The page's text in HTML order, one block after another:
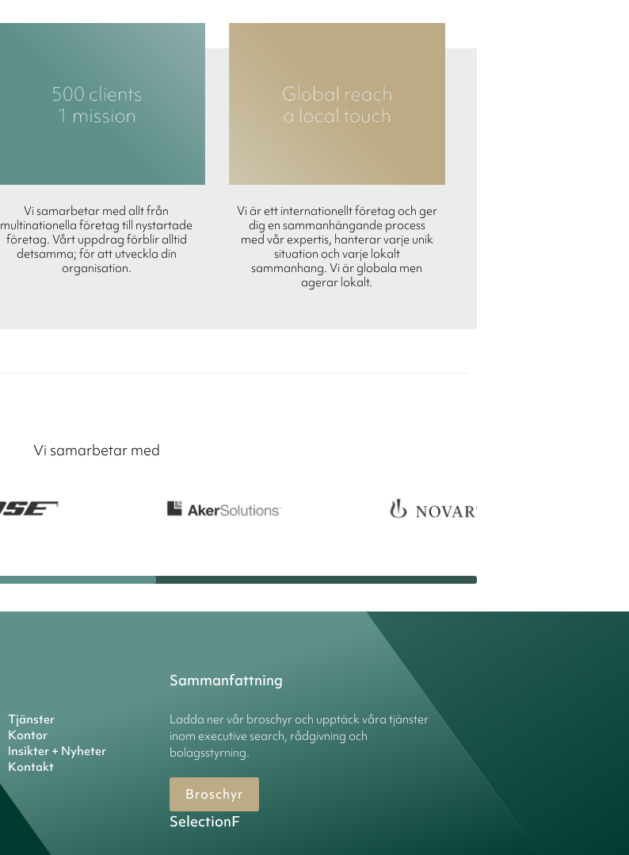
Vi samarbetar med allt från
multinationella företag till nystartade
företag. Vårt uppdrag förblir alltid
detsamma; för att utveckla din
organisation.
Vi är ett internationellt företag och ger
dig en sammanhängande process
med vår expertis, hanterar varje unik
situation och varje lokalt
sammanhang. Vi är globala men
agerar lokalt.
Vi samarbetar med
Tjänster
Kontor
Insikter + Nyheter
Kontakt
Sammanfattning
Ladda ner vår broschyr och upptäck våra tjänster
inom executive search, rådgivning och
bolagsstyrning.
Broschyr
SelectionF